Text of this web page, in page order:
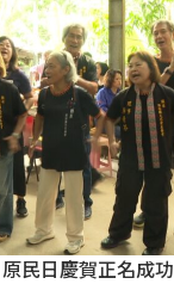
民日慶賀正名成功